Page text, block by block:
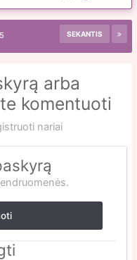
SEKANTIS
arba
komentuoti
nariai